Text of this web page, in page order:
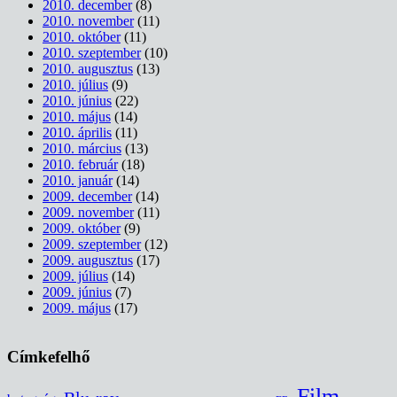
2010. december(8)
2010. november(11)
2010. október(11)
2010. szeptember(10)
2010. augusztus (13)
2010. július (9)
2010. június (22)
2010. május (14)
2010. április (11)
2010. március (13)
2010. február(18)
2010. január(14)
2009. december(14)
2009. november(11)
2009. október(9)
2009. szeptember(12)
2009. augusztus (17)
2009. július (14)
2009. június (7)
2009. május (17)
Címkefelhő